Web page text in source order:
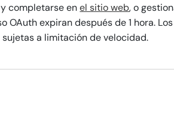
y completarse enel sitio web, o
OAuth expiran después de 1 hora.
a limitación de velocidad.